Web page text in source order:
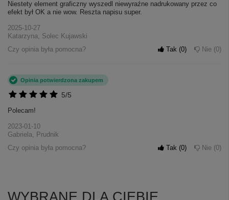
Niestety element graficzny wyszedl niewyraźne nadrukowany przez co
efekt był OK a nie wow. Reszta napisu super.
2025-10-27
Katarzyna, Solec Kujawski
Czy opinia była pomocna?
Tak 0 Nie 0
5/5
Opinia potwierdzona zakupem
Polecam!
2023-01-10
Gabriela, Prudnik
Czy opinia była pomocna?
Tak 0 Nie 0
WYBRANE DLA CIEBIE